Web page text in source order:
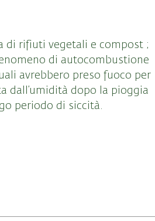
di rifiuti vegetali e compost ;
di autocombustione
avrebbero preso fuoco per
dall’umidità dopo la pioggia
periodo di siccità.